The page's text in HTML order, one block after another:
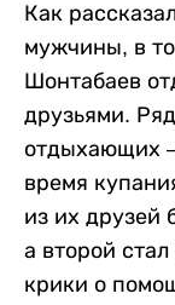
Как
мужчины, в
Шонтабаев
друзьями.
отдыхающих
время
из их друзей
а второй
крики о